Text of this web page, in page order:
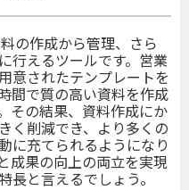
の作成から管理、さら
行えるツールです。営業
意されたテンプレートを
間で質の高い資料を作成
その結果、資料作成にか
く削減でき、より多くの
に充てられるようになり
成果の向上の両立を実現
長と言えるでしょう。